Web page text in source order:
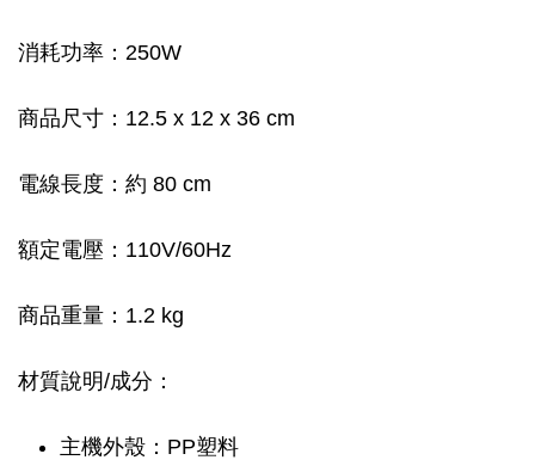
消耗功率：250W
商品尺寸：12.5 x 12 x 36 cm
電線長度：約 80 cm
額定電壓：110V/60Hz
商品重量：1.2 kg
材質說明/成分：
主機外殼：PP塑料